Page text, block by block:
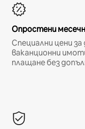
Опростени
Специални цени
ваканционни
плащане без